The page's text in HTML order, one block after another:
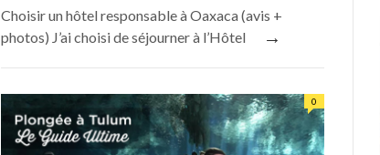
Choisir un hôtel responsable à Oaxaca (avis +
photos) J’ai choisi de séjourner à l’Hôtel
→
0